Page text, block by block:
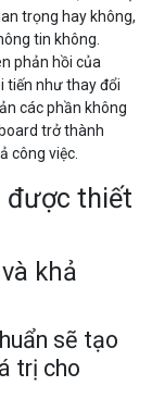
trọng hay không,
tin không.
phản hồi của
tiến như thay đổi
các phần không
trở thành
công việc.
được thiết
khả
sẽ tạo
trị cho